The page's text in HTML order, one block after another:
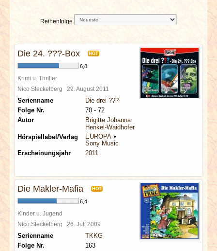
VERLOSUNGEN
SPECIALS
REDAKTION
LINKS
ARCHIV
Reihenfolge
Die 24. ???-Box HOT
6,8
Krimi u. Thriller
Nico Steckelberg 29. August 2011
Serienname
Die drei ???
Folge Nr.
70 - 72
Autor
Brigitte Johanna
Henkel-Waidhofer
Hörspiellabel/Verlag
EUROPA
Sony Music
Erscheinungsjahr
2011
Die Makler-Mafia HOT
6,4
Kinder u. Jugend
Nico Steckelberg 26. Juli 2009
Serienname
TKKG
Folge Nr.
163